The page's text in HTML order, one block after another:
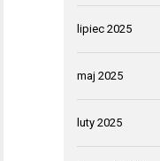
lipiec 2025
maj 2025
luty 2025